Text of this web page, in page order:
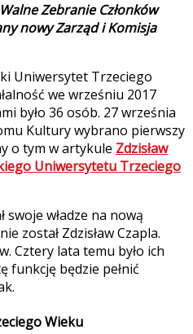
Zebranie Członków
nowy Zarząd i Komisja
Uniwersytet Trzeciego
we wrześniu 2017
było 36 osób. 27 września
Kultury wybrano pierwszy
o tym w artykule Zdzisław
Uniwersytetu Trzeciego
swoje władze na nową
został Zdzisław Czapla.
Cztery lata temu było ich
funkcję będzie pełnić
Wieku